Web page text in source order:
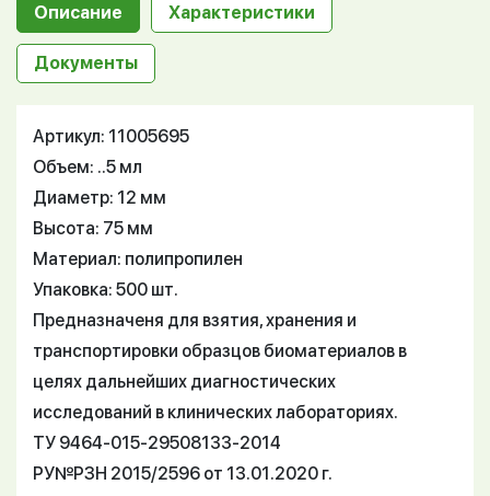
Описание Характеристики
Документы
Артикул: 11005695
Объем: ..5 мл
Диаметр: 12 мм
Высота: 75 мм
Материал: полипропилен
Упаковка: 500 шт.
Предназначеня для взятия, хранения и
транспортировки образцов биоматериалов в
целях дальнейших диагностических
исследований в клинических лабораториях.
ТУ 9464-015-29508133-2014
РУ№РЗН 2015/2596 от 13.01.2020 г.